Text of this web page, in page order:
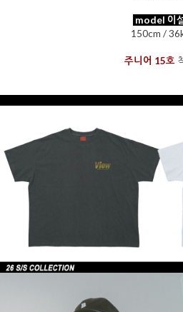
통해
model 이
150cm /
주니어 15호